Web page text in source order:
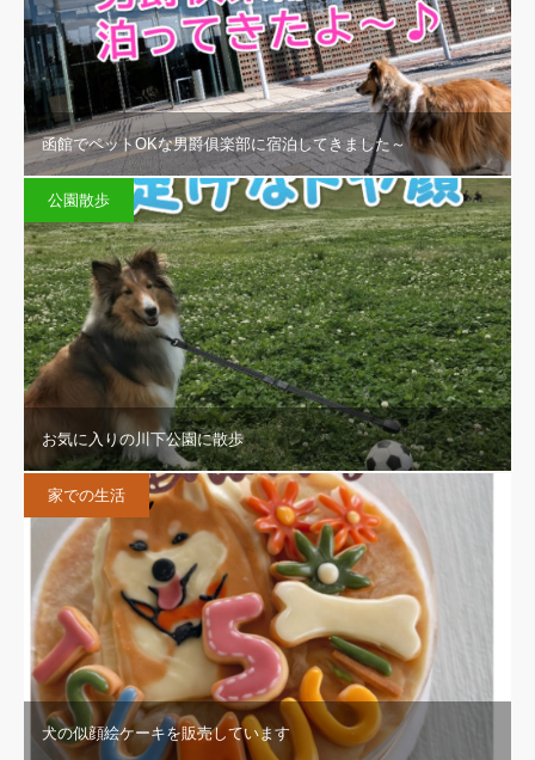
函館でペットOKな男爵俱楽部に宿泊してきました～
公園散歩
お気に入りの川下公園に散歩
家での生活
犬の似顔絵ケーキを販売しています